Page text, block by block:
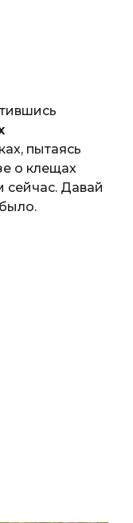
пытаясь
о клещах
сейчас. Давай